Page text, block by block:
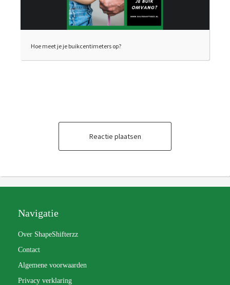
Hoe meet je je buikcentimeters op?
Reactie plaatsen
Navigatie
Over ShapeShifterzz
Contact
Algemene voorwaarden
Privacy verklaring